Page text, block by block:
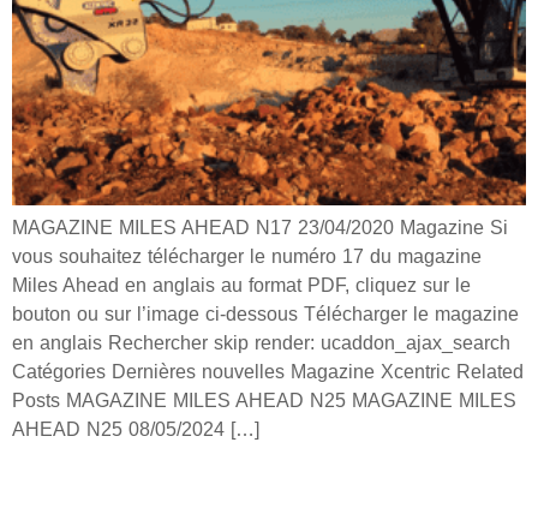
MAGAZINE MILES AHEAD N17 23/04/2020 Magazine Si
vous souhaitez télécharger le numéro 17 du magazine
Miles Ahead en anglais au format PDF, cliquez sur le
bouton ou sur l’image ci-dessous Télécharger le magazine
en anglais Rechercher skip render: ucaddon_ajax_search
Catégories Dernières nouvelles Magazine Xcentric Related
Posts MAGAZINE MILES AHEAD N25 MAGAZINE MILES
AHEAD N25 08/05/2024 […]